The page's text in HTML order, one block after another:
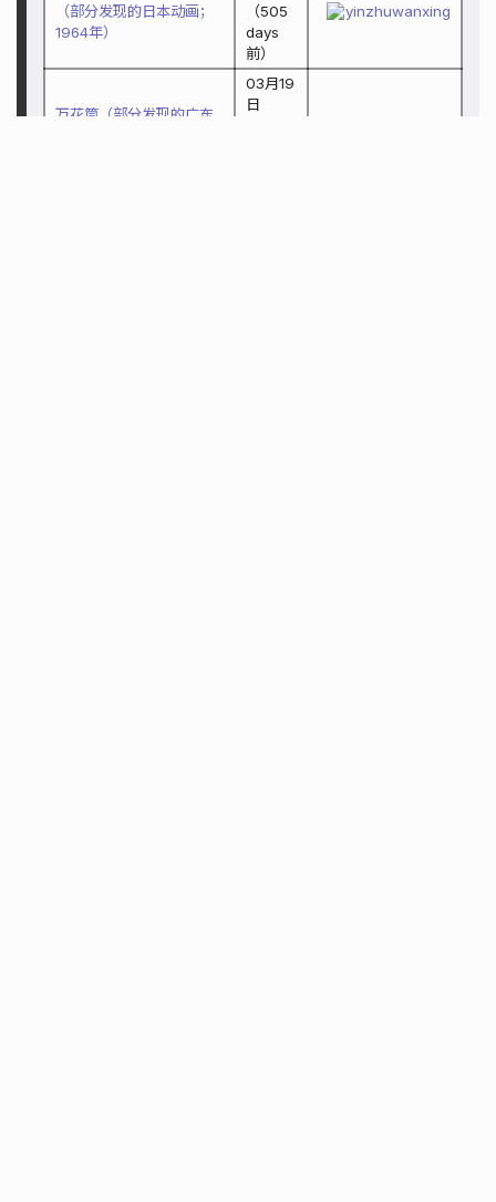
（部分发现的日本动画；
1964年）
（505
days
前）
yinzhuwanxing
万花筒（部分发现的广东
03月19
日